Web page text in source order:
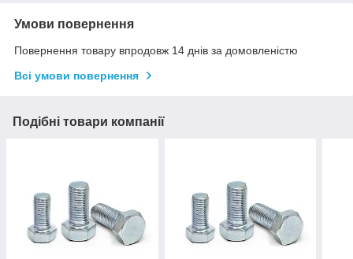
Умови повернення
Повернення товару впродовж 14 днів за домовленістю
Всі умови повернення
Подібні товари компанії